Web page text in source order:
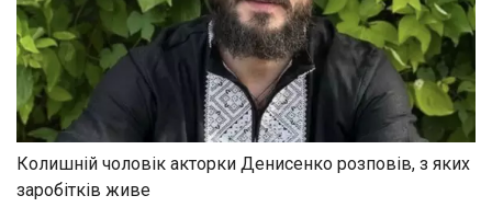
Колишній чоловік акторки Денисенко розповів, з яких
заробітків живе